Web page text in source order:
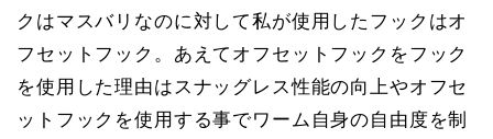
クはマスバリなのに対して私が使用したフックはオ
フセットフック。あえてオフセットフックをフック
を使用した理由はスナッグレス性能の向上やオフセ
ットフックを使用する事でワーム自身の自由度を制